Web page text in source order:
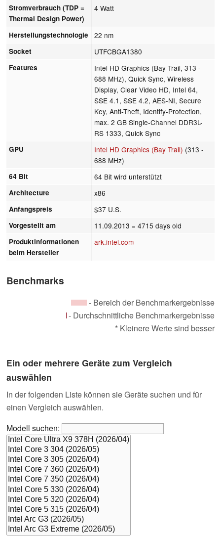
Stromverbrauch (TDP =
Thermal Design Power)
4 Watt
Herstellungstechnologie 22 nm
Socket UTFCBGA1380
Features
Intel HD Graphics (Bay Trail, 313 -
688 MHz), Quick Sync, Wireless
Display, Clear Video HD, Intel 64,
SSE 4.1, SSE 4.2, AES-NI, Secure
Key, Anti-Theft, Identify-Protection,
max. 2 GB Single-Channel DDR3L-
RS 1333, Quick Sync
GPU Intel HD Graphics (Bay Trail) (313 -
688 MHz)
64 Bit 64 Bit wird unterstützt
Architecture x86
Anfangspreis $37 U.S.
Vorgestellt am 11.09.2013 = 4715 days old
Produktinformationen
beim Hersteller
ark.intel.com
Benchmarks
- Bereich der Benchmarkergebnisse
- Durchschnittliche Benchmarkergebnisse
* Kleinere Werte sind besser
Ein oder mehrere Geräte zum Vergleich
auswählen
In der folgenden Liste können sie Geräte suchen und für
einen Vergleich auswählen.
Modell suchen: